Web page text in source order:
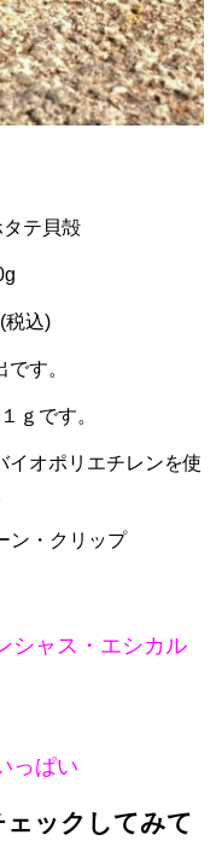
テ貝殻
込)
す。
ｇです。
イオポリエチレンを使
ン・クリップ
シャス・エシカル
っぱい
ックしてみて